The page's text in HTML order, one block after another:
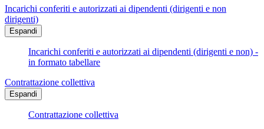
Incarichi conferiti e autorizzati ai dipendenti (dirigenti e non
dirigenti)
Espandi
Incarichi conferiti e autorizzati ai dipendenti (dirigenti e non) -
in formato tabellare
Contrattazione collettiva
Espandi
Contrattazione collettiva